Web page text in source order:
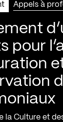
Appels à
pour
la Culture et